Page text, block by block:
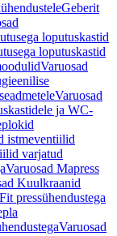
Geberit
loputuskastid
loputuskastid
Varuosad
Varuosad
ja WC-
istmeventiilid
varjatud
Varuosad Mapress
Kuulkraanid
pressühendustega
Varuosad